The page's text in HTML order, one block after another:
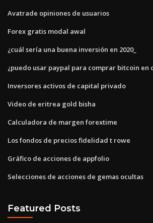
Avatrade opiniones de usuarios
Forex gratis modal awal
¿cuál sería una buena inversión en 2020_
¿puedo usar paypal para comprar bitcoin en
Inversores activos de capital privado
Video de eritrea gold bisha
Calculadora de margen forextime
Los fondos de precios fidelidad t rowe
Gráfico de acciones de appfolio
Selecciones de acciones de gemas ocultas
Featured Posts